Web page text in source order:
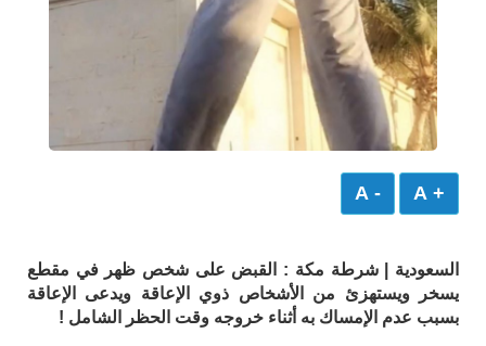
+ A
- A
السعودية | شرطة ⁧‫مكة‬⁩ : القبض على شخص ظهر في مقطع
يسخر ويستهزئ من الأشخاص ذوي الإعاقة ويدعى الإعاقة
بسبب عدم الإمساك به أثناء خروجه وقت الحظر الشامل !